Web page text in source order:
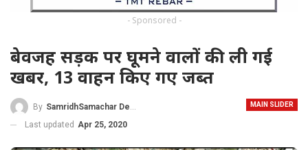
- Sponsored -
बेवजह सड़क पर घूमने वालों की ली गई
खबर, 13 वाहन किए गए जब्त
MAIN SLIDER
By SamridhSamachar Desk
Last updated Apr 25, 2020